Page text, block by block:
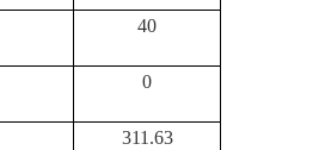
40
0
311.63